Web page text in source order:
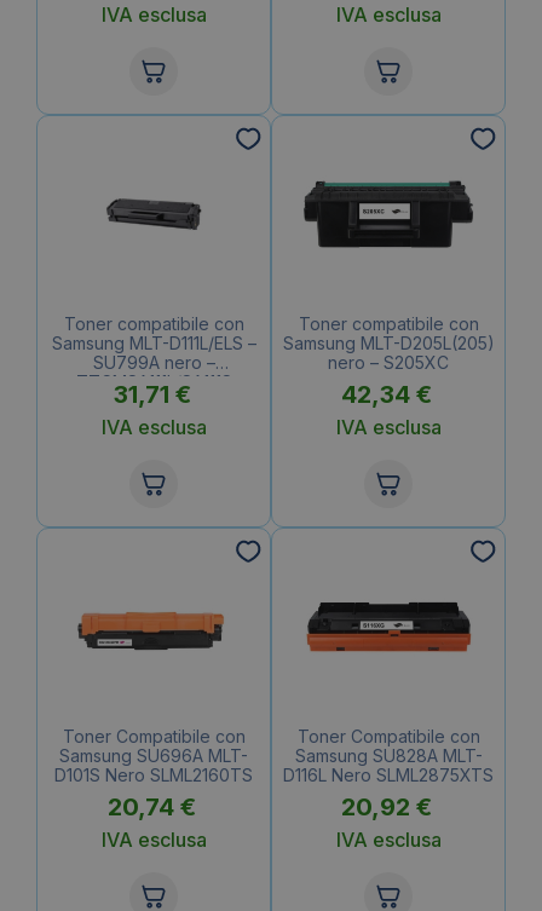
IVA esclusa IVA esclusa
Toner compatibile con
Samsung MLT-D111L/ELS –
SU799A nero –
TTCMSA111L/SA111S
31,71 €
IVA esclusa
Toner compatibile con
Samsung MLT-D205L(205)
nero – S205XC
42,34 €
IVA esclusa
Toner Compatibile con
Samsung SU696A MLT-
D101S Nero SLML2160TS
20,74 €
IVA esclusa
Toner Compatibile con
Samsung SU828A MLT-
D116L Nero SLML2875XTS
20,92 €
IVA esclusa